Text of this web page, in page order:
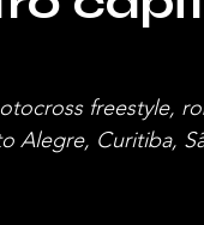
freestyle,
Alegre, Curitiba,